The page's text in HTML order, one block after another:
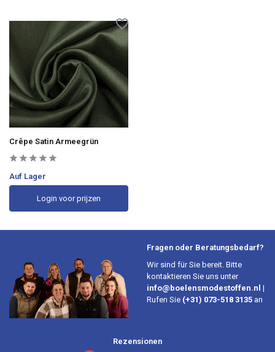
Crêpe Satin Armeegrün
Auf Lager
Login voor prijzen
Fragen oder Beratungsbedarf?
Wir sind für Sie bereit. Bitte
kontaktieren Sie uns unter
info@boelensmodestoffen.nl |
Rufen Sie (+31) 073-518 3135 an
Rezensionen